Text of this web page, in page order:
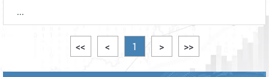
...
<< < 1 > >>